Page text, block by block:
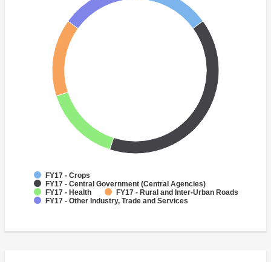
FY17 - Crops
FY17 - Central Government (Central Agencies)
FY17 - Health
FY17 - Rural and Inter-Urban Roads
FY17 - Other Industry, Trade and Services